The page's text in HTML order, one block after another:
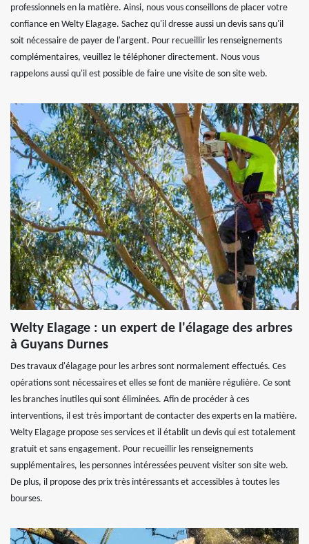
professionnels en la matière. Ainsi, nous vous conseillons de placer votre
confiance en Welty Elagage. Sachez qu'il dresse aussi un devis sans qu'il
soit nécessaire de payer de l'argent. Pour recueillir les renseignements
complémentaires, veuillez le téléphoner directement. Nous vous
rappelons aussi qu'il est possible de faire une visite de son site web.
Welty Elagage : un expert de l'élagage des arbres
à Guyans Durnes
Des travaux d'élagage pour les arbres sont normalement effectués. Ces
opérations sont nécessaires et elles se font de manière régulière. Ce sont
les branches inutiles qui sont éliminées. Afin de procéder à ces
interventions, il est très important de contacter des experts en la matière.
Welty Elagage propose ses services et il établit un devis qui est totalement
gratuit et sans engagement. Pour recueillir les renseignements
supplémentaires, les personnes intéressées peuvent visiter son site web.
De plus, il propose des prix très intéressants et accessibles à toutes les
bourses.